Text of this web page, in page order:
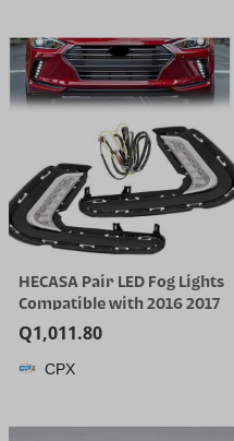
HECASA Pair LED Fog Lights
Compatible with 2016 2017
2018 Hyundai Elantra Sixth
Generation DRL
Replacement for
Q1,011.80
CPX